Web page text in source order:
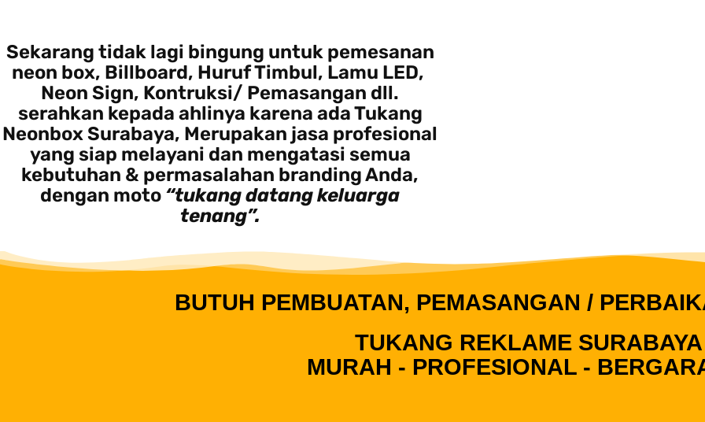
Sekarang tidak lagi bingung untuk pemesanan
neon box, Billboard, Huruf Timbul, Lamu LED,
Neon Sign, Kontruksi/ Pemasangan dll.
serahkan kepada ahlinya karena ada Tukang
Neonbox Surabaya, Merupakan jasa profesional
yang siap melayani dan mengatasi semua
kebutuhan & permasalahan branding Anda,
dengan moto “tukang datang keluarga
tenang”.
BUTUH PEMBUATAN, PEMASANGAN /
TUKANG REKLAME SURABAYA
MURAH - PROFESIONAL -